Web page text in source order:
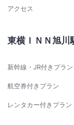
アクセス
東横ＩＮＮ旭川
新幹線・JR付きプラン
航空券付きプラン
レンタカー付きプラン